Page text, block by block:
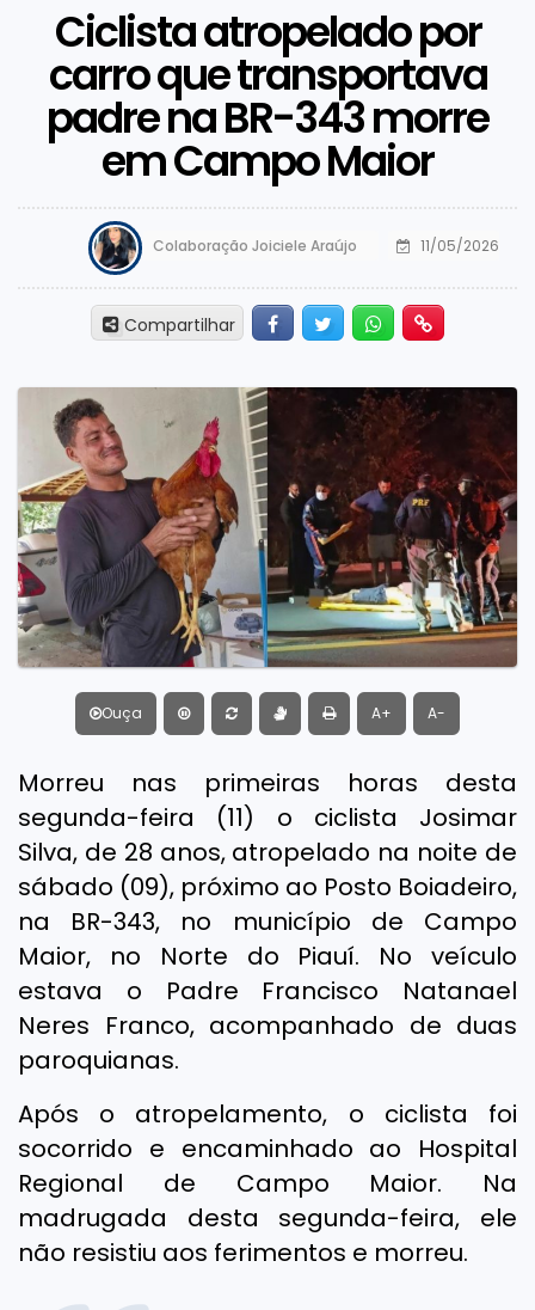
Ciclista atropelado por
carro que transportava
padre na BR-343 morre
em Campo Maior
Colaboração Joiciele Araújo 11/05/2026
Compartilhar FacebookTwitter Whatsapp
Ouça A+ A-
Morreu nas primeiras horas desta
segunda-feira (11) o ciclista Josimar
Silva, de 28 anos, atropelado na noite de
sábado (09), próximo ao Posto Boiadeiro,
na BR-343, no município de Campo
Maior, no Norte do Piauí. No veículo
estava o Padre Francisco Natanael
Neres Franco, acompanhado de duas
paroquianas.
Após o atropelamento, o ciclista foi
socorrido e encaminhado ao Hospital
Regional de Campo Maior. Na
madrugada desta segunda-feira, ele
não resistiu aos ferimentos e morreu.